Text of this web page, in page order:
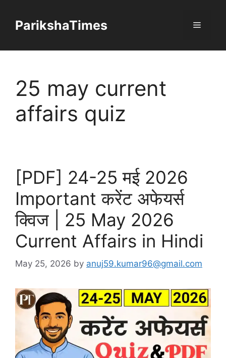
contentParikshaTimes Menu
25 may current
affairs quiz
[PDF] 24-25 मई 2026
Important करेंट अफेयर्स
क्विज | 25 May 2026
Current Affairs in Hindi
May 25, 2026 by anuj59.kumar96@gmail.com